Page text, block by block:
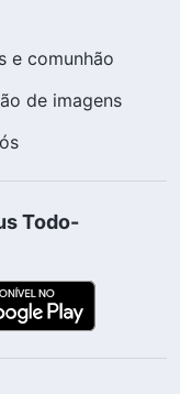
e comunhão
de imagens
Todo-